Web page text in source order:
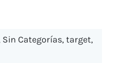
Sin Categorías,target,